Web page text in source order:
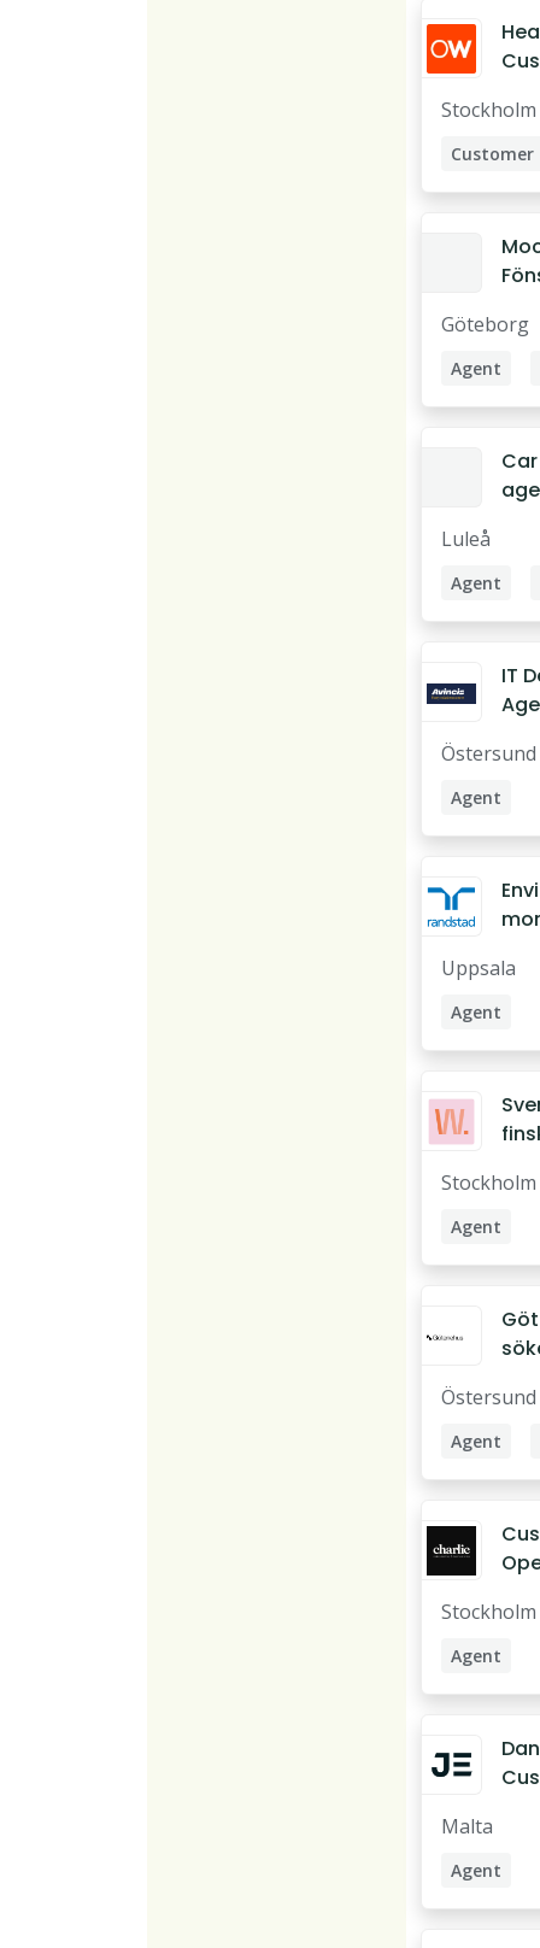
//
Stockholm
Göteborg
Agent
Luleå
Agent
Rental
IT
Östersund
Agent
Uppsala
Agent
Stockholm
Agent
Service
till
Östersund
Agent
Stockholm
Agent
Malta
Agent
Service